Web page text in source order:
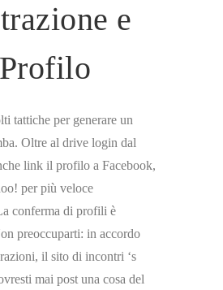
e
tattiche per generare un
Oltre al drive login dal
link il profilo a Facebook,
per più veloce
conferma di profili è
preoccuparti: in accordo
il sito di incontri ‘s
mai post una cosa del